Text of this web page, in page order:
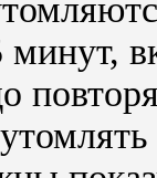
минут,